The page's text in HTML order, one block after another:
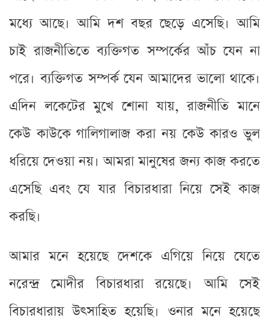
মধ্যে আছে। আমি দশ বছর ছেড়ে এসেছি। আমি
চাই রাজনীতিতে ব্যক্তিগত সম্পর্কের আঁচ যেন না
পরে। ব্যক্তিগত সম্পর্ক যেন আমাদের ভালো থাকে।
এদিন লকেটের মুখে শোনা যায়, রাজনীতি মানে
কেউ কাউকে গালিগালাজ করা নয় কেউ কারও ভুল
ধরিয়ে দেওয়া নয়। আমরা মানুষের জন্য কাজ করতে
এসেছি এবং যে যার বিচারধারা নিয়ে সেই কাজ
করছি।
আমার মনে হয়েছে দেশকে এগিয়ে নিয়ে যেতে
নরেন্দ্র মোদীর বিচারধারা রয়েছে। আমি সেই
বিচারধারায় উৎসাহিত হয়েছি। ওনার মনে হয়েছে